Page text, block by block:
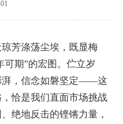
琼芳涤荡尘埃，既显梅
可期”的宏图。伫立岁
湃，信念如磐坚定——这
恰是我们直面市场挑战
绝地反击的铿锵力量，